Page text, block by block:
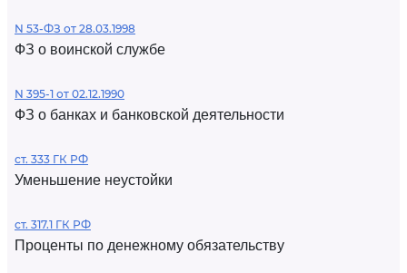
N 53-ФЗ от 28.03.1998
ФЗ о воинской службе
N 395-1 от 02.12.1990
ФЗ о банках и банковской деятельности
ст. 333 ГК РФ
Уменьшение неустойки
ст. 317.1 ГК РФ
Проценты по денежному обязательству